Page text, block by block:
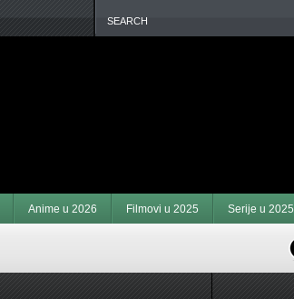
Anime u 2026 Filmovi u 2025 Serije u 2025